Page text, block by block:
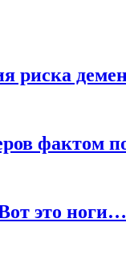
риска
фактом
это